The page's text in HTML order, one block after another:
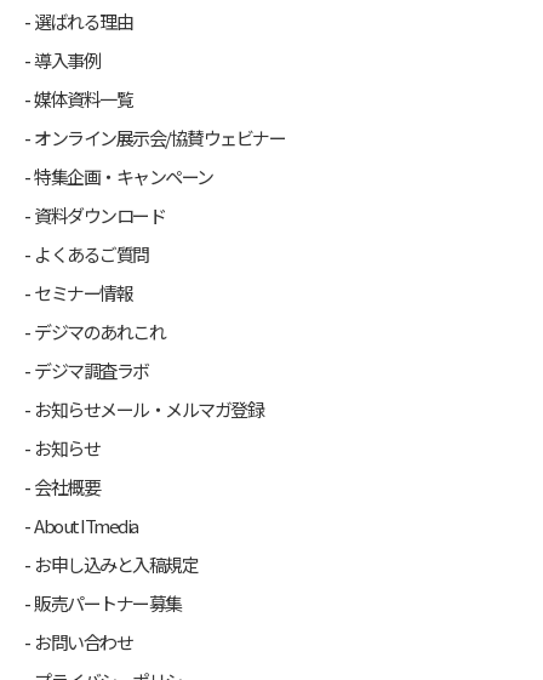
選ばれる理由
導入事例
媒体資料一覧
オンライン展示会/協賛ウェビナー
特集企画・キャンペーン
資料ダウンロード
よくあるご質問
セミナー情報
デジマのあれこれ
デジマ調査ラボ
お知らせメール・メルマガ登録
お知らせ
会社概要
About ITmedia
お申し込みと入稿規定
販売パートナー募集
お問い合わせ